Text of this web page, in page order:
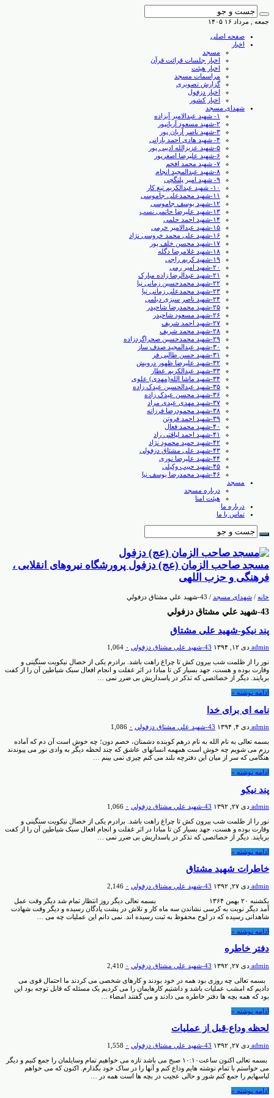
جمعه , مرداد ۱۶ ۱۴۰۵
صفحه اصلی
اخبار
مسجد
اخبار جلسات قرائت قرآن
اخبار هیئت
مراسمات مسجد
گزارش تصویری
اخبار دزفول
اخبار کشور
شهدای مسجد
۱- شهید عبدالامیر آبزاده
۲-شهید مسعود آریانپور
۳-شهید ناصر آریان پور
۴- شهید هادی احمد بارانی
۵-شهید عزیزالله ادیبی پور
۶-شهید علیرضا اصغرپور
۷- شهید محمد افخم
۸-شهید عبدالمجید انجام
۹- شهید امیر پلنگچی
۱۰- شهید عبدالکریم تیغ کار
۱۱-شهید محمدعلی جاموسی
۱۲-شهید یوسف جاموسی
۱۳-شهید علیرضا حاتمی نسب
۱۴-شهید احمد حلمی
۱۵-شهید عبدالامیر خرمی
۱۶-شهید علی محمد خروسی نژاد
۱۷-شهید محسن خلف پور
۱۸-شهید غلامرضا دگله
۱۹-شهید کریم راجی
۲۰-شهید امیر رمی
۲۱-شهید عبدالرضا زاده مبارک
۲۲-شهید محمدحسین زمانی نیا
۲۳-شهید محمدعلی زمانی نیا
۲۴-شهید ناصر سبزی دیلمی
۲۵-شهید محمدرضا شاحیدر
۲۶-شهید مسعود شاحیدر
۲۷-شهید احمد شریف
۲۸-شهید محمد شریف
۲۹-شهید محمدحسین صحراگردزاده
۳۰-شهید عبدالمجید صدف ساز
۳۱-شهید حسن طالبی ‏فر
۳۲-شهید علیرضا ظهور درویش
۳۳-شهید عبدالکریم عطار
۳۴-شهید ماشا الله(مهدی) علوی
۳۵-شهید عبدالحسین عیدک زاده
۳۶-شهید محسن عیدک زاده
۳۷-شهید مهدی عیدی مراد
۳۸-شهید محمودرضا فرزانه
۳۹-شهید احمد فروتن
۴۰-شهید محمد فعال
۴۱-شهید احمد لیاقتی راد
۴۲-شهید حمید محمود نژاد
۴۳-شهید علی مشتاق دزفولی
۴۴-شهید علیرضا نوری
۴۵-شهید حبیب وکیلی
۴۶-شهید محمدرضا یوسف نیا
مسجد
درباره مسجد
هیئت امنا
درباره ما
تماس با ما
مسجد صاحب الزمان (عج) دزفول پرورشگاه نیروهای انقلابی ،
فرهنگی و حزب اللهی
خانه / شهدای مسجد / 43-شهيد علي مشتاق دزفولي
43-شهيد علي مشتاق دزفولي
پند نیکو-شهید علی مشتاق
admin دی ۱۲, ۱۳۹۴ 43-شهيد علي مشتاق دزفولي ۰ 1,064
نور را از ظلمت شب بیرون کش تا چراغ راهت باشد. برادرم یکی از خصال نیکویت سنگینی و
وقارت بوده و هست، جهد بسیار کن تا مبادا در اثر غفلت و انجام افعال سبک شیاطین آن را از کفت
بربایند. دیگر از خصائصی که تذکر در پاسداریش بی ضرر نمی …
ادامه نوشته »
نامه ای برای خدا
admin دی ۴, ۱۳۹۴ 43-شهيد علي مشتاق دزفولي ۰ 1,086
بسمه تعالی به نام الله به نام درهم کوبنده دشمنان، خصم دون؛ چه خوش است آن دم که آماده
رزم می شویم چه خوش است همهمه انسانهای عاشق که چند لحظه دیگر به وادی نور می پیوندند
هنگامی که سر از میان این دفترچه بلند می کنم چیزی نمی بینم …
ادامه نوشته »
پند نیکو
admin دی ۲۷, ۱۳۹۲ 43-شهيد علي مشتاق دزفولي ۰ 1,066
نور را از ظلمت شب بیرون کش تا چراغ راهت باشد. برادرم یکی از خصال نیکویت سنگینی و
وقارت بوده و هست، جهد بسیار کن تا مبادا در اثر غفلت و انجام افعال سبک شیاطین آن را از کفت
بربایند. دیگر از خصائصی که تذکر در پاسداریش بی ضرر نمی …
ادامه نوشته »
خاطرات شهید مشتاق
admin دی ۲۷, ۱۳۹۲ 43-شهيد علي مشتاق دزفولي ۰ 2,146
یکشنبه ۲۰ بهمن ۱۳۶۴ بسمه تعالی دیگر روز انتظار تمام شد دیگر وقت عمل
آمد دیگر نوبت به کرسی نشاندن سه ماه کار و تلاش در پشت پادگان رسیده و دیگر وقت شهادت
شاهدانی رسیده که در لوح محفوظ به ثبت رسیده اند. نمی دانم این عملیات چه می …
ادامه نوشته »
دفتر خاطره
admin دی ۲۷, ۱۳۹۲ 43-شهيد علي مشتاق دزفولي ۰ 2,410
بسمه تعالی چه روزی بود همه در خود بودند و کارهای شخصی می کردند ما احتمال قوی می
دادیم که امشب عملیات باشد و داشتیم کارهایمان را می کردیم یک مسئله که قابل توجه بود این
بود که همه بچه ها دفتر خاطره می دادند و می گفتند امضاء …
ادامه نوشته »
لحظه وداع-قبل از عملیات
admin دی ۲۷, ۱۳۹۲ 43-شهيد علي مشتاق دزفولي ۰ 1,558
بسمه تعالی اکنون ساعت۱۰:۱۰ صبح می باشد تازه می خواهیم تمام وسایلمان را جمع کنیم و دیگر
می خواستم با تمام نوشته هایم وداع کنم و آنها را در ساک خود بگذارم. اکنون که می خواهم
لباسهایم را جمع کنم شور و حالی عجیب در بچه ها است همه در …
ادامه نوشته »